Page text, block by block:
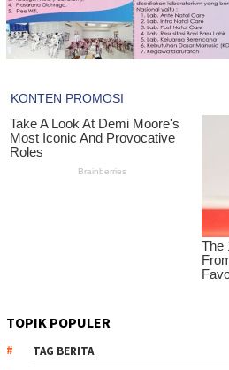
TOPIK POPULER
TAG BERITA